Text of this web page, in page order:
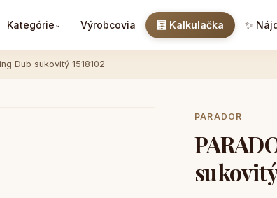
Kategórie ⌄ Výrobcovia 🧮 Kalkulačka ✨
Dub sukovitý 1518102
PARADOR
sukovitý